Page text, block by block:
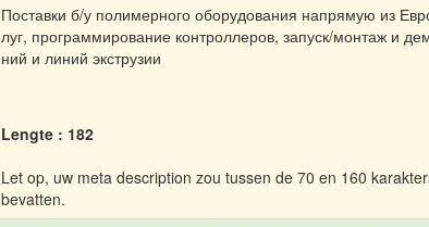
Поставки б/у полимерного оборудования напрямую из
луг, программирование контроллеров, запуск/монтаж и
ний и линий экструзии
Lengte : 182
Let op, uw meta description zou tussen de 70 en 160
bevatten.